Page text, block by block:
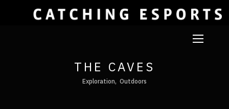
THE CAVES
Exploration Outdoors